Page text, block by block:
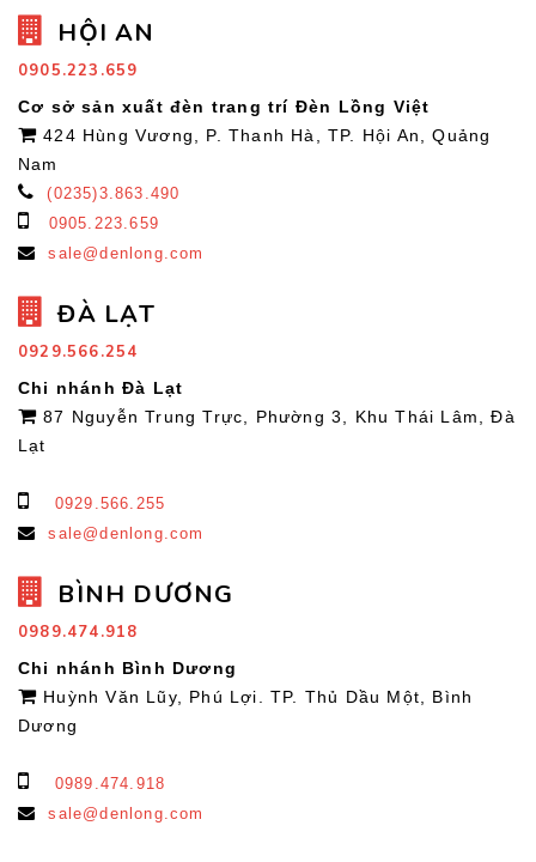
HỘI AN
0905.223.659
Cơ sở sản xuất đèn trang trí Đèn Lồng Việt
424 Hùng Vương, P. Thanh Hà, TP. Hội An, Quảng
Nam
(0235)3.863.490
0905.223.659
sale@denlong.com
ĐÀ LẠT
0929.566.254
Chi nhánh Đà Lạt
87 Nguyễn Trung Trực, Phường 3, Khu Thái Lâm, Đà
Lạt
0929.566.255
sale@denlong.com
BÌNH DƯƠNG
0989.474.918
Chi nhánh Bình Dương
Huỳnh Văn Lũy, Phú Lợi. TP. Thủ Dầu Một, Bình
Dương
0989.474.918
sale@denlong.com